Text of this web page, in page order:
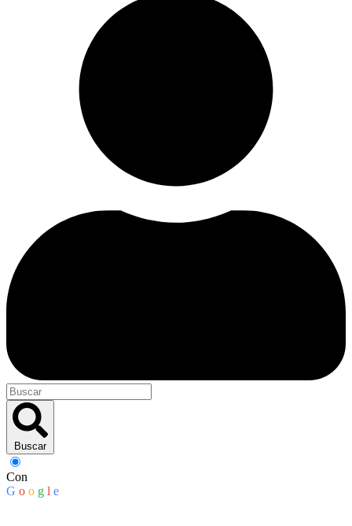
Buscar
Con
G o o g l e